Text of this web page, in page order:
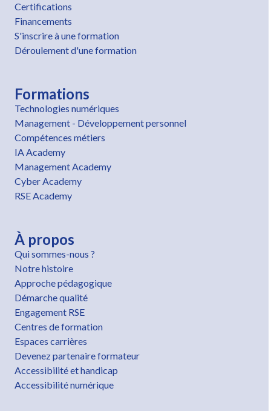
Certifications
Financements
S'inscrire à une formation
Déroulement d'une formation
Formations
Technologies numériques
Management - Développement personnel
Compétences métiers
IA Academy
Management Academy
Cyber Academy
RSE Academy
À propos
Qui sommes-nous ?
Notre histoire
Approche pédagogique
Démarche qualité
Engagement RSE
Centres de formation
Espaces carrières
Devenez partenaire formateur
Accessibilité et handicap
Accessibilité numérique